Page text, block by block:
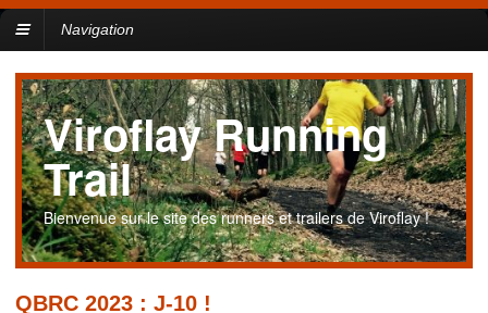
Navigation
Viroflay Running
Trail
Bienvenue sur le site des runners et trailers de Viroflay !
QBRC 2023 : J-10 !